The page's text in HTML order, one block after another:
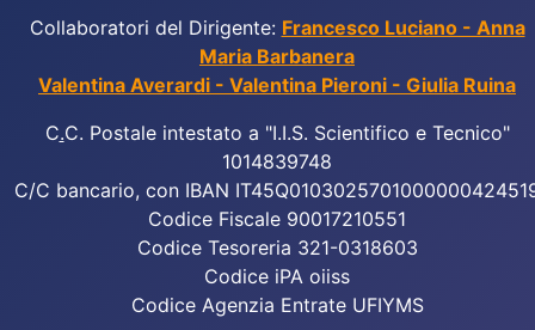
Collaboratori del Dirigente: Francesco Luciano - Anna
Maria Barbanera
Valentina Averardi - Valentina Pieroni - Giulia Ruina
C.C. Postale intestato a "I.I.S. Scientifico e Tecnico"
1014839748
C/C bancario, con IBAN
Codice Fiscale 90017210551
Codice Tesoreria 321-0318603
Codice iPA oiiss
Codice Agenzia Entrate UFIYMS